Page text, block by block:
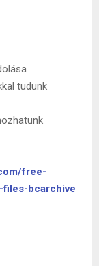
tudunk
free-
bcarchive